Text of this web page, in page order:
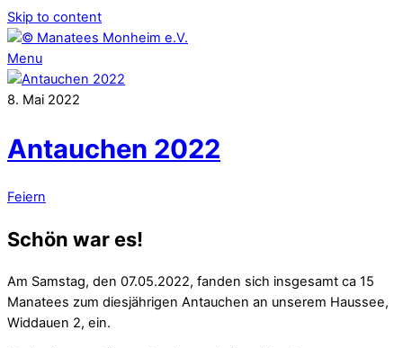
Skip to content
Menu
8. Mai 2022
Antauchen 2022
Feiern
Schön war es!
Am Samstag, den 07.05.2022, fanden sich insgesamt ca 15
Manatees zum diesjährigen Antauchen an unserem Haussee,
Widdauen 2, ein.